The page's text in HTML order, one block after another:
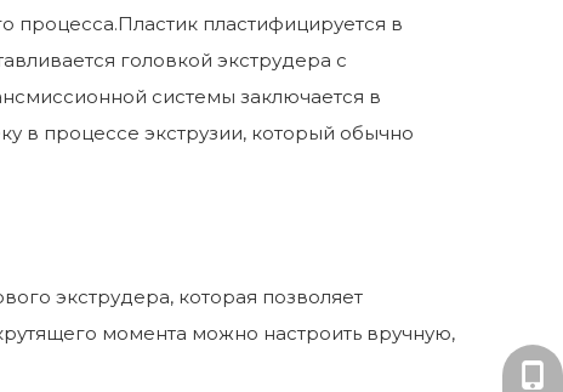
процесса.Пластик пластифицируется в
головкой экструдера с
системы заключается в
в процессе экструзии, который обычно
экструдера, которая позволяет
момента можно настроить вручную,